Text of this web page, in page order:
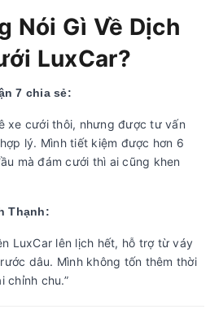
Nói Gì Về Dịch
LuxCar?
7 chia sẻ:
xe cưới thôi, nhưng được tư vấn
lý. Mình tiết kiệm được hơn 6
mà đám cưới thì ai cũng khen
Thạnh:
LuxCar lên lịch hết, hỗ trợ từ váy
dâu. Mình không tốn thêm thời
chỉnh chu.”